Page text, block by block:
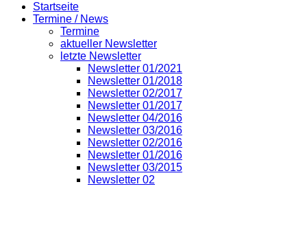
Startseite
Termine / News
Termine
aktueller Newsletter
letzte Newsletter
Newsletter 01/2021
Newsletter 01/2018
Newsletter 02/2017
Newsletter 01/2017
Newsletter 04/2016
Newsletter 03/2016
Newsletter 02/2016
Newsletter 01/2016
Newsletter 03/2015
Newsletter 02